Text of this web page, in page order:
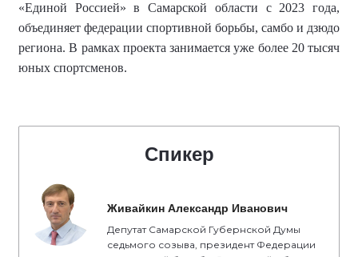
«Единой Россией» в Самарской области с 2023 года,
объединяет федерации спортивной борьбы, самбо и дзюдо
региона. В рамках проекта занимается уже более 20 тысяч
юных спортсменов.
Спикер
Живайкин Александр Иванович
Депутат Самарской Губернской Думы
седьмого созыва, президент Федерации